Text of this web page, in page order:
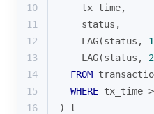
10
    tx_time,
11
    status,
12
LAG(status, 1
13
LAG(status, 2
14
FROM
15
WHERE tx_time
16
) t